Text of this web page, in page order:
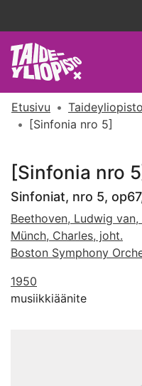
Etusivu Taideyliopisto
[Sinfonia nro 5]
[Sinfonia nro
Sinfoniat, nro 5,
Beethoven, Ludwig van,
Münch, Charles, joht.
Boston Symphony
1950
musiikkiäänite